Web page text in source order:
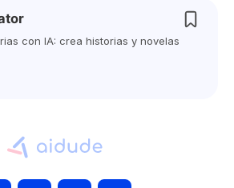
con IA: crea historias y novelas